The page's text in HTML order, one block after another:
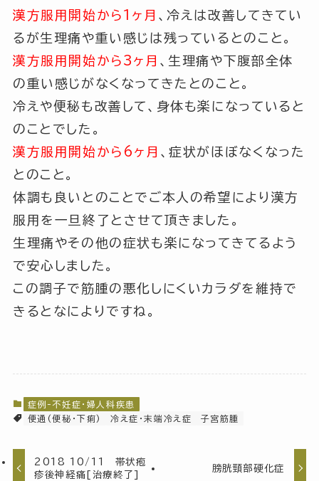
漢方服用開始から1ヶ月 、冷えは改善してきてい
るが生理痛や重い感じは残っているとのこと。
漢方服用開始から3ヶ月 、生理痛や下腹部全体
の重い感じがなくなってきたとのこと。
冷えや便秘も改善して、身体も楽になっていると
のことでした。
漢方服用開始から6ヶ月 、症状がほぼなくなった
とのこと。
体調も良いとのことでご本人の希望により漢方
服用を一旦終了とさせて頂きました。
生理痛やその他の症状も楽になってきてるよう
で安心しました。
この調子で筋腫の悪化しにくいカラダを維持で
きるとなによりですね。
症例-不妊症・婦人科疾患
便通(便秘・下痢)
冷え症・末端冷え症 子宮筋腫
2018 10/11 帯状疱
疹後神経痛[治療終了]
膀胱頸部硬化症